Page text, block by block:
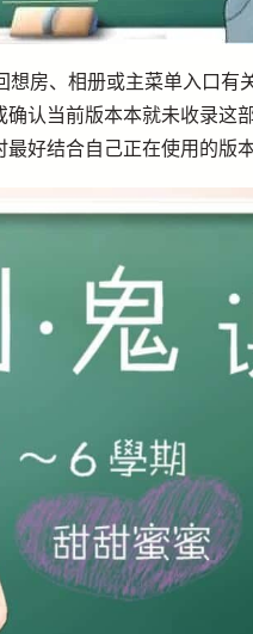
房、相册或主菜单入口有
认当前版本本就未收录
好结合自己正在使用的版